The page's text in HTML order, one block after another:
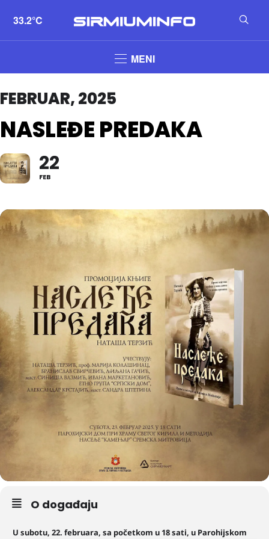
33.2°C
MENI
FEBRUAR, 2025
NASLEĐE PREDAKA
22
FEB
O događaju
U subotu, 22. februara, sa početkom u 18 sati, u Parohijskom